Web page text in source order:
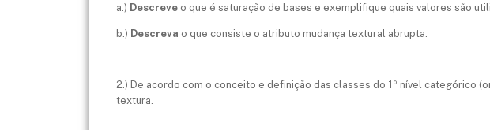
a.) Descreve o que é saturação de bases e exemplifique quais valores são
b.) Descreva o que consiste o atributo mudança textural abrupta.
2.) De acordo com o conceito e definição das classes do 1º nível categórico
textura.